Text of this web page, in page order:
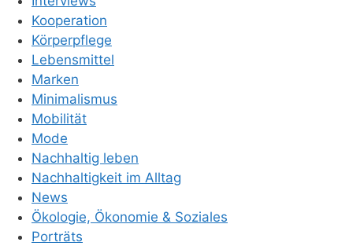
Kooperation
Körperpflege
Lebensmittel
Marken
Minimalismus
Mobilität
Mode
Nachhaltig leben
Nachhaltigkeit im Alltag
News
Ökologie, Ökonomie & Soziales
Porträts